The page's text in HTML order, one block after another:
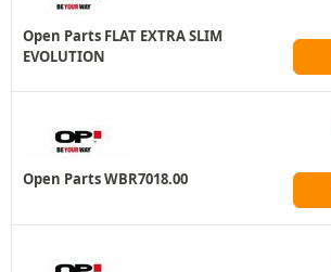
Open Parts FLAT EXTRA SLIM
EVOLUTION
Open Parts WBR7018.00